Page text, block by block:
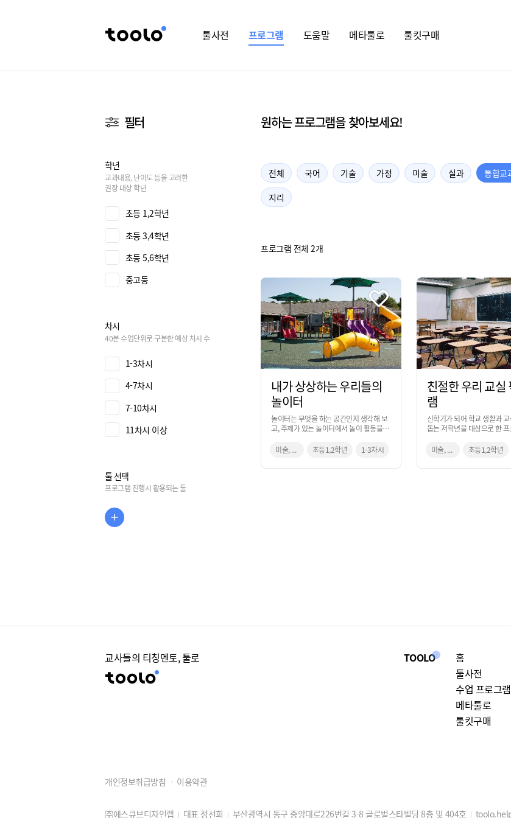
툴사전 프로그램 도움말 메타툴로 툴킷구매
필터
학년
교과내용, 난이도 등을 고려한
권장 대상 학년
초등 1,2학년
초등 3,4학년
초등 5,6학년
중고등
차시
40분 수업단위로 구분한 예상 차시 수
1-3차시
4-7차시
7-10차시
11차시 이상
툴 선택
프로그램 진행시 활용되는 툴
원하는 프로그램을 찾아보세요!
전체 국어 기술 가정 미술 실과 통합교
지리
프로그램 전체 2개
내가 상상하는 우리들의
놀이터
놀이터는 무엇을 하는 공간인지 생각해 보
고, 주제가 있는 놀이터에서 놀이 활동을 한
이터를 계획해 보는 활동입니다.
미술, 통합교과 초등1,2학년 1-3차시
친절한 우리 교실
램
신학기가 되어 학교 생활과
돕는 저학년을 대상으로 한
펴보고, 각 공간의 특징과 기능을 잘 표현할
수 있는 픽토그램을 제작하는
미술, 통합교과 초등1,2학년
교사들의 티칭멘토, 툴로 TOOLO
홈
툴사전
수업 프로그램
메타툴로
툴킷구매
개인정보취급방침 이용약관
㈜에스큐브디자인랩 대표 정선희 부산광역시 동구 중앙대로226번길 3-8 글로벌스타빌딩 8층 및 404호